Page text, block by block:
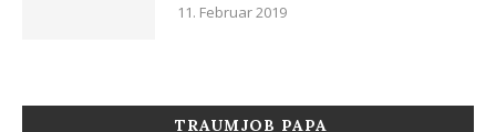
11. Februar 2019
TRAUMJOB PAPA